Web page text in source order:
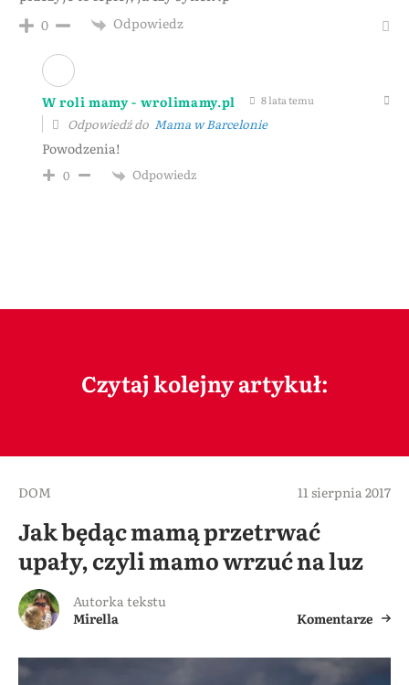
0 Odpowiedz
W roli mamy - wrolimamy.pl 8 lata temu
Odpowiedź do Mama w Barcelonie
Powodzenia!
0 Odpowiedz
Czytaj kolejny artykuł:
DOM 11 sierpnia 2017
Jak będąc mamą przetrwać
upały, czyli mamo wrzuć na luz
Autorka tekstu
Mirella
Komentarze